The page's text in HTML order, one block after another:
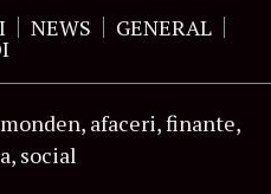
NEWS GENERAL
afaceri, finante,
social